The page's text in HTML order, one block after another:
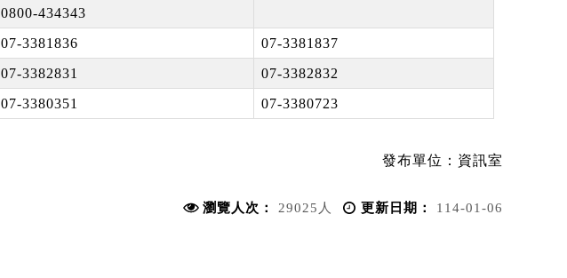
0800-434343
07-3381836
07-3381837
07-3382831
07-3382832
07-3380351 07-3380723
發布單位： 資訊室
瀏覽人次： 29025人 更新日期： 114-01-06